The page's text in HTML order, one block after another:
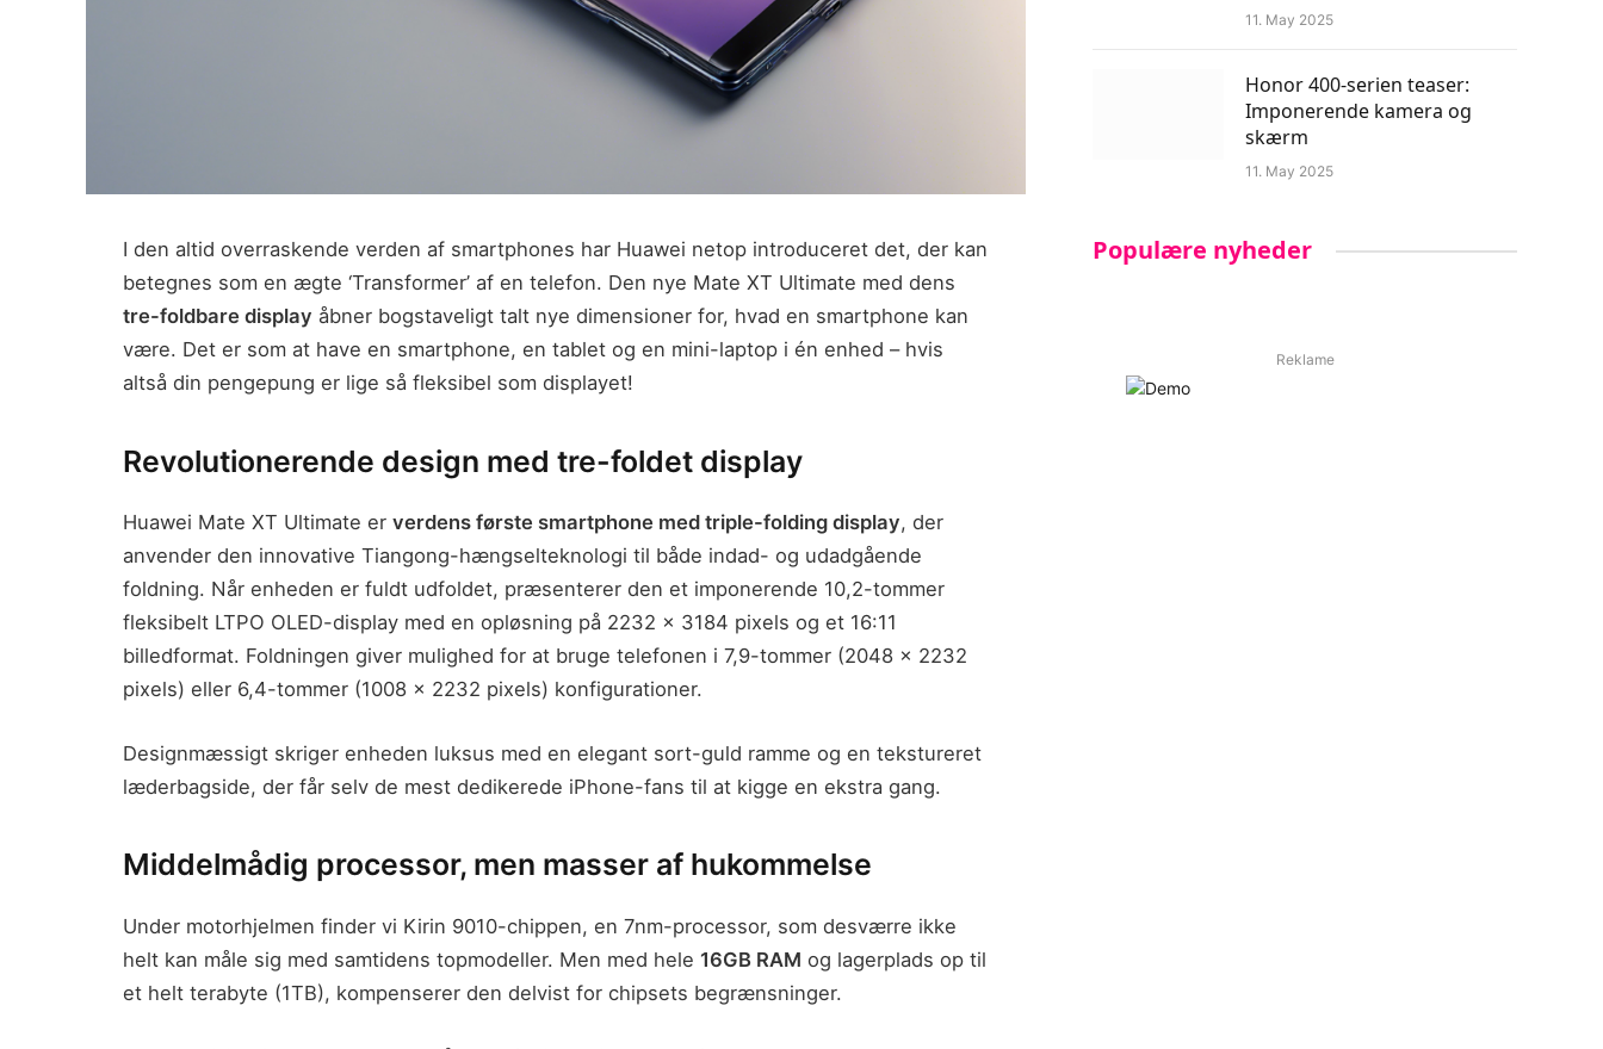
I den altid overraskende verden af smartphones har Huawei netop introduceret det, der kan
betegnes som en ægte ‘Transformer’ af en telefon. Den nye Mate XT Ultimate med dens
tre-foldbare display åbner bogstaveligt talt nye dimensioner for, hvad en smartphone kan
være. Det er som at have en smartphone, en tablet og en mini-laptop i én enhed – hvis
altså din pengepung er lige så fleksibel som displayet!
Revolutionerende design med tre-foldet display
Huawei Mate XT Ultimate er verdens første smartphone med triple-folding display, der
anvender den innovative Tiangong-hængselteknologi til både indad- og udadgående
foldning. Når enheden er fuldt udfoldet, præsenterer den et imponerende 10,2-tommer
fleksibelt LTPO OLED-display med en opløsning på 2232 x 3184 pixels og et 16:11
billedformat. Foldningen giver mulighed for at bruge telefonen i 7,9-tommer (2048 x 2232
pixels) eller 6,4-tommer (1008 x 2232 pixels) konfigurationer.
Designmæssigt skriger enheden luksus med en elegant sort-guld ramme og en tekstureret
læderbagside, der får selv de mest dedikerede iPhone-fans til at kigge en ekstra gang.
Middelmådig processor, men masser af hukommelse
Under motorhjelmen finder vi Kirin 9010-chippen, en 7nm-processor, som desværre ikke
helt kan måle sig med samtidens topmodeller. Men med hele 16GB RAM og lagerplads op til
et helt terabyte (1TB), kompenserer den delvist for chipsets begrænsninger.
11. May 2025
Honor 400-serien teaser:
Imponerende kamera og
skærm
11. May 2025
Populære nyheder
Reklame